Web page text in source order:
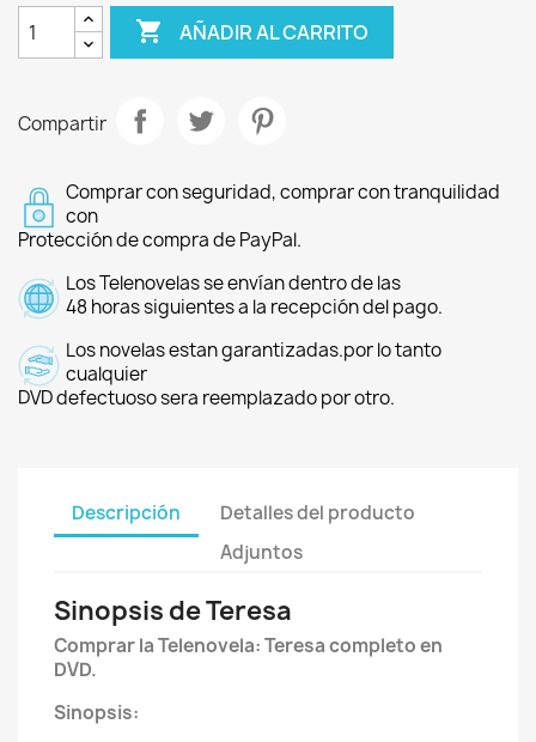
 AÑADIR AL CARRITO
Compartir
Comprar con seguridad, comprar con tranquilidad
con
Protección de compra de PayPal.
Los Telenovelas se envían dentro de las
48 horas siguientes a la recepción del pago.
Los novelas estan garantizadas.por lo tanto
cualquier
DVD defectuoso sera reemplazado por otro.
Descripción
Detalles del producto
Adjuntos
Sinopsis de Teresa
Comprar la Telenovela: Teresa completo en
DVD.
Sinopsis: